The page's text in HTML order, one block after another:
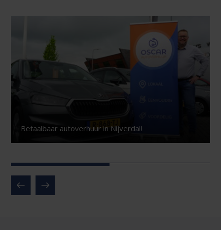
Betaalbaar autoverhuur in Nijverdal!